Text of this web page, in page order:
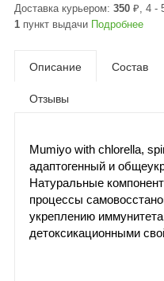
Доставка курьером: 350 ₽, 4 -
1 пункт выдачи Подробнее
Описание Состав
Отзывы
Mumiyo with chlorella,
адаптогенный и
Натуральные
процессы
укреплению
детоксикационными